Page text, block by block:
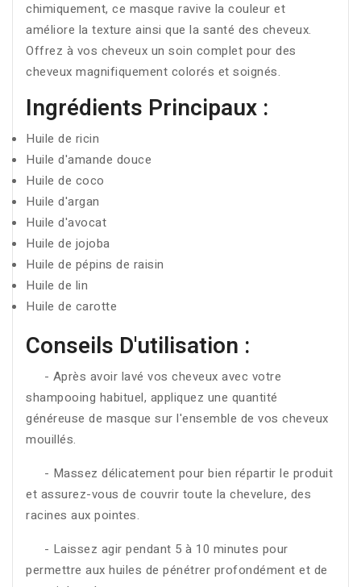
chimiquement, ce masque ravive la couleur et
améliore la texture ainsi que la santé des cheveux.
Offrez à vos cheveux un soin complet pour des
cheveux magnifiquement colorés et soignés.
Ingrédients Principaux :
Huile de ricin
Huile d'amande douce
Huile de coco
Huile d'argan
Huile d'avocat
Huile de jojoba
Huile de pépins de raisin
Huile de lin
Huile de carotte
Conseils D'utilisation :
- Après avoir lavé vos cheveux avec votre
shampooing habituel, appliquez une quantité
généreuse de masque sur l'ensemble de vos cheveux
mouillés.
- Massez délicatement pour bien répartir le produit
et assurez-vous de couvrir toute la chevelure, des
racines aux pointes.
- Laissez agir pendant 5 à 10 minutes pour
permettre aux huiles de pénétrer profondément et de